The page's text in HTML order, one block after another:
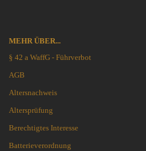
MEHR ÜBER...
§ 42 a WaffG - Führverbot
AGB
Altersnachweis
Altersprüfung
Berechtigtes Interesse
Batterieverordnung